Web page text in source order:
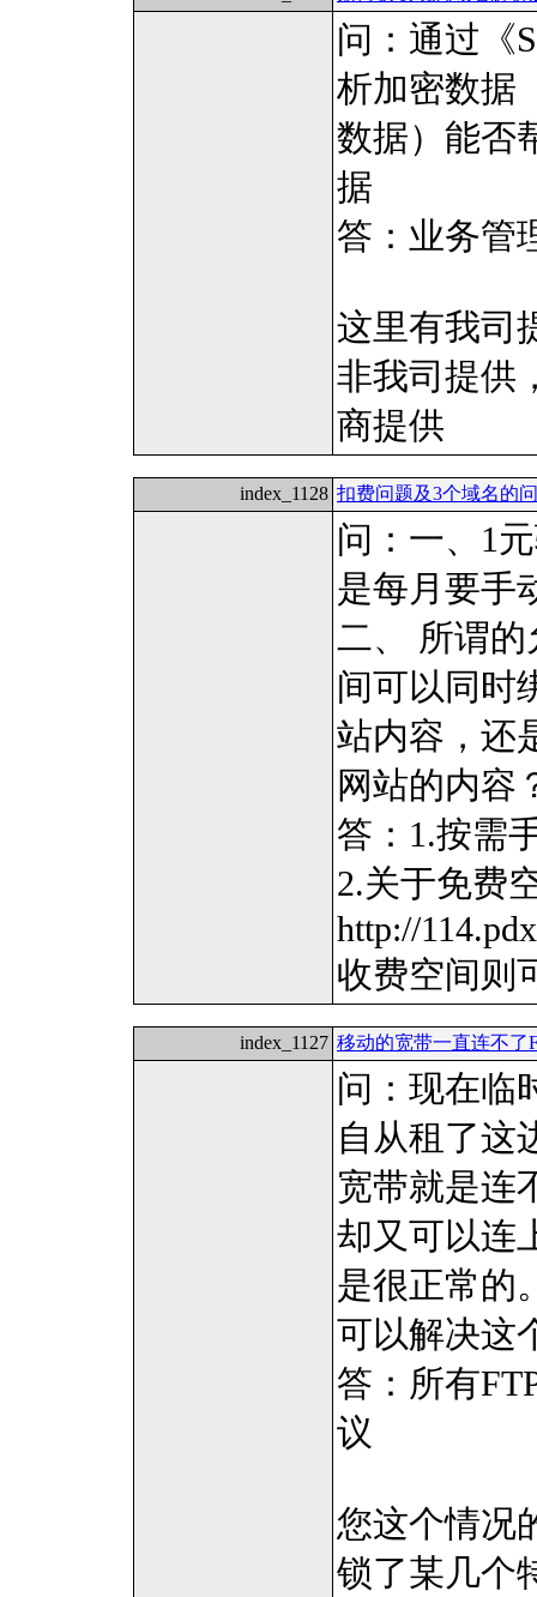
问：通过《
析加密数据
数据）能否
据
答：业务管
这里有我司
非我司提供
商提供
index_1128 扣费问题及3个域名的
问：一、1
是每月要手
二、 所谓
间可以同时
站内容，还
网站的内容
答：1.按需
2.关于免费
http://
收费空间则
index_1127 移动的宽带一直连不了
问：现在临
自从租了这
宽带就是连
却又可以连
是很正常的
可以解决这
答：所有
议
您这个情况
锁了某几个